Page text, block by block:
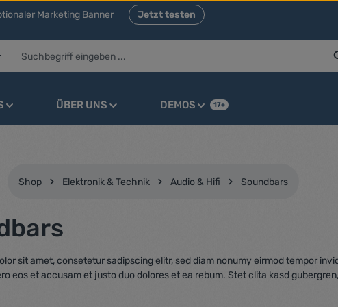
Marketing Banner Jetzt testen
ÜBER UNS DEMOS 17+
Shop Elektronik & Technik Audio & Hifi Soundbars
sit amet, consetetur sadipscing elitr, sed diam nonumy eirmod tempor
eos et accusam et justo duo dolores et ea rebum. Stet clita kasd